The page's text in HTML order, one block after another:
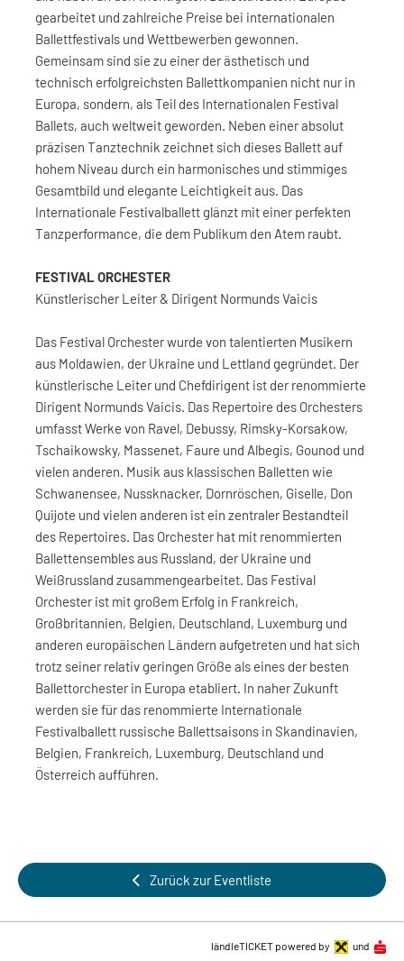
gearbeitet und zahlreiche Preise bei internationalen
Ballettfestivals und Wettbewerben gewonnen.
Gemeinsam sind sie zu einer der ästhetisch und
technisch erfolgreichsten Ballettkompanien nicht nur in
Europa, sondern, als Teil des Internationalen Festival
Ballets, auch weltweit geworden. Neben einer absolut
präzisen Tanztechnik zeichnet sich dieses Ballett auf
hohem Niveau durch ein harmonisches und stimmiges
Gesamtbild und elegante Leichtigkeit aus. Das
Internationale Festivalballett glänzt mit einer perfekten
Tanzperformance, die dem Publikum den Atem raubt.
FESTIVAL ORCHESTER
Künstlerischer Leiter & Dirigent Normunds Vaicis
Das Festival Orchester wurde von talentierten Musikern
aus Moldawien, der Ukraine und Lettland gegründet. Der
künstlerische Leiter und Chefdirigent ist der renommierte
Dirigent Normunds Vaicis. Das Repertoire des Orchesters
umfasst Werke von Ravel, Debussy, Rimsky-Korsakow,
Tschaikowsky, Massenet, Faure und Albegis, Gounod und
vielen anderen. Musik aus klassischen Balletten wie
Schwanensee, Nussknacker, Dornröschen, Giselle, Don
Quijote und vielen anderen ist ein zentraler Bestandteil
des Repertoires. Das Orchester hat mit renommierten
Ballettensembles aus Russland, der Ukraine und
Weißrussland zusammengearbeitet. Das Festival
Orchester ist mit großem Erfolg in Frankreich,
Großbritannien, Belgien, Deutschland, Luxemburg und
anderen europäischen Ländern aufgetreten und hat sich
trotz seiner relativ geringen Größe als eines der besten
Ballettorchester in Europa etabliert. In naher Zukunft
werden sie für das renommierte Internationale
Festivalballett russische Ballettsaisons in Skandinavien,
Belgien, Frankreich, Luxemburg, Deutschland und
Österreich aufführen.
Zurück zur Eventliste
ländleTICKET powered by und